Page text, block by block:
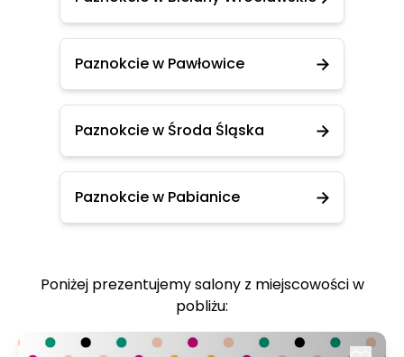
Paznokcie w Pawłowice
Paznokcie w Środa Śląska
Paznokcie w Pabianice
Poniżej prezentujemy salony z miejscowości w
pobliżu: